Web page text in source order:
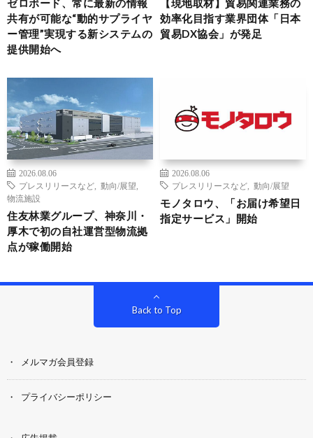
共有が可能な“動的サプライヤ
ー管理”実現する新システムの
提供開始へ
効率化目指す業界団体「日本
貿易DX協会」が発足
2026.08.06
プレスリリースなど
動向/展望
物流施設
住友林業グループ、神奈川・
厚木で初の自社運営型物流拠
点が稼働開始
2026.08.06
プレスリリースなど
動向/展望
モノタロウ、「お届け希望日
指定サービス」開始
Back to Top
メルマガ会員登録
プライバシーポリシー